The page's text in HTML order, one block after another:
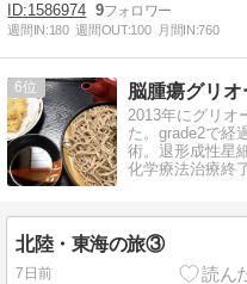
1586974 9
週間IN:180 週間OUT:100 月間IN:760
6 脳腫瘍グリ
2013年にグリオ
た。grade2で経
術。退形成性星
化学療法治療終
北陸・東海の旅③
7日前